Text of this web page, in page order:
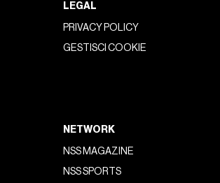
LEGAL
PRIVACY POLICY
GESTISCI COOKIE
NETWORK
NSS MAGAZINE
NSS SPORTS